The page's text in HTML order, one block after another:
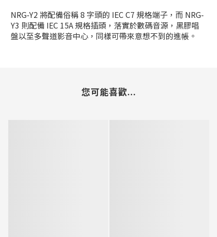
NRG-Y2 將配備俗稱 8 字頭的 IEC C7 規格端子，而 NRG-
Y3 則配備 IEC 15A 規格插頭，落實於數碼音源，黑膠唱
盤以至多聲道影音中心，同樣可帶來意想不到的進帳。
您可能喜歡...